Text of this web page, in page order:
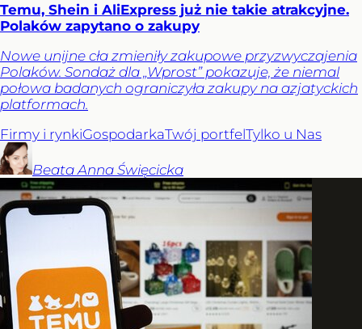
Temu, Shein i AliExpress już nie takie atrakcyjne.
Polaków zapytano o zakupy
Nowe unijne cła zmieniły zakupowe przyzwyczajenia
Polaków. Sondaż dla „Wprost” pokazuje, że niemal
połowa badanych ograniczyła zakupy na azjatyckich
platformach.
Firmy i rynkiGospodarkaTwój portfelTylko u Nas
Beata Anna Święcicka